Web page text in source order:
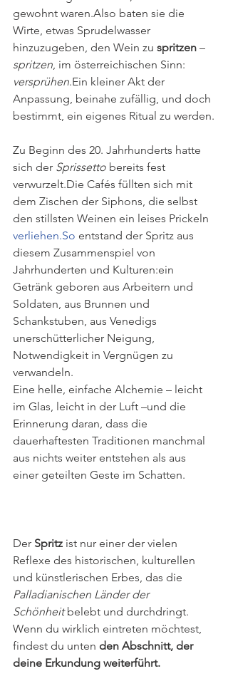
gewohnt waren.Also baten sie die
Wirte, etwas Sprudelwasser
hinzuzugeben, den Wein zu spritzen –
spritzen, im österreichischen Sinn:
versprühen.Ein kleiner Akt der
Anpassung, beinahe zufällig, und doch
bestimmt, ein eigenes Ritual zu werden.
Zu Beginn des 20. Jahrhunderts hatte
sich der Sprissetto bereits fest
verwurzelt.Die Cafés füllten sich mit
dem Zischen der Siphons, die selbst
den stillsten Weinen ein leises Prickeln
verliehen.So entstand der Spritz aus
diesem Zusammenspiel von
Jahrhunderten und Kulturen:ein
Getränk geboren aus Arbeitern und
Soldaten, aus Brunnen und
Schankstuben, aus Venedigs
unerschütterlicher Neigung,
Notwendigkeit in Vergnügen zu
verwandeln.
Eine helle, einfache Alchemie – leicht
im Glas, leicht in der Luft –und die
Erinnerung daran, dass die
dauerhaftesten Traditionen manchmal
aus nichts weiter entstehen als aus
einer geteilten Geste im Schatten.
Der Spritz ist nur einer der vielen
Reflexe des historischen, kulturellen
und künstlerischen Erbes, das die
Palladianischen Länder der
Schönheit belebt und durchdringt.
Wenn du wirklich eintreten möchtest,
findest du unten den Abschnitt, der
deine Erkundung weiterführt.